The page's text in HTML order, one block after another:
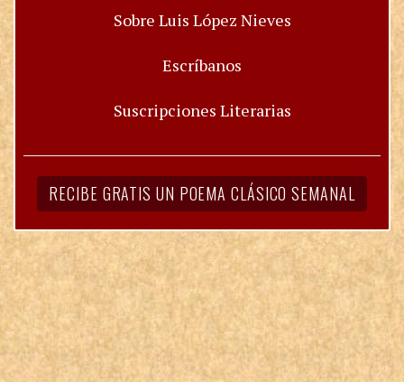
Sobre Luis López Nieves
Escríbanos
Suscripciones Literarias
RECIBE GRATIS UN POEMA CLÁSICO SEMANAL